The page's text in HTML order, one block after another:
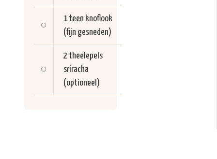
1 teen knoflook
(fijn gesneden)
2 theelepels
sriracha
(optioneel)